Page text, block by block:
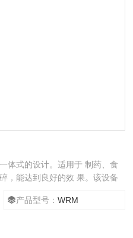
体式的设计。适用于 制药、食
，能达到良好的效 果。该设备
产品型号：WRM